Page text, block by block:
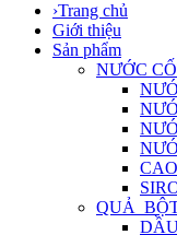
›Trang chủ
Giới thiệu
Sản phẩm
NƯỚC